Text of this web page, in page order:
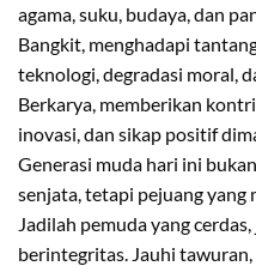
agama, suku, budaya, dan
Bangkit, menghadapi
teknologi, degradasi moral,
Berkarya, memberikan
inovasi, dan sikap positif
Generasi muda hari ini
senjata, tetapi pejuang yang
Jadilah pemuda yang
berintegritas. Jauhi